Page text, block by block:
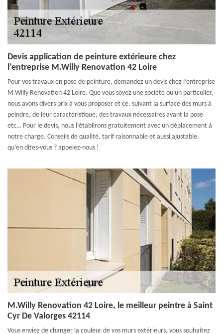
Devis application de peinture extérieure chez
l’entreprise M.Willy Renovation 42 Loire
Pour vos travaux en pose de peinture, demandez un devis chez l’entreprise
M.Willy Renovation 42 Loire. Que vous soyez une société ou un particulier,
nous avons divers prix à vous proposer et ce, suivant la surface des murs à
peindre, de leur caractéristique, des travaux nécessaires avant la pose
etc… Pour le devis, nous l’établirons gratuitement avec un déplacement à
notre charge. Conseils de qualité, tarif raisonnable et aussi ajustable,
qu’en dites-vous ? appelez-nous !
M.Willy Renovation 42 Loire, le meilleur peintre à Saint
Cyr De Valorges 42114
Vous enviez de changer la couleur de vos murs extérieurs, vous souhaitez